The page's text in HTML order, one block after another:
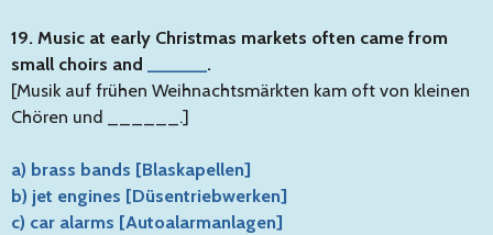
19. Music at early Christmas markets often came from
small choirs and
.
[Musik auf frühen Weihnachtsmärkten kam oft von kleinen
Chören und ______.]
a) brass bands [Blaskapellen]
b) jet engines [Düsentriebwerken]
c) car alarms [Autoalarmanlagen]